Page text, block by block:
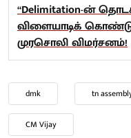
“Delimitation-ன்
விளையாடிக்
முரசொலி விமர்சனம்!
dmk tn
CM Vijay